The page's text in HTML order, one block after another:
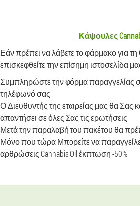
Κάψουλες
Εάν πρέπει να λάβετε το φάρμακο για
επισκεφθείτε την επίσημη ιστοσελίδα
Συμπληρώστε την φόρμα παραγγελίας
τηλέφωνό σας
Ο Διευθυντής της εταιρείας μας θα Σας
απαντήσει σε όλες Σας τις ερωτήσεις
Μετά την παραλαβή του πακέτου θα
Μόνο που τώρα Μπορείτε να
αρθρώσεις Cannabis Oil έκπτωση -50%